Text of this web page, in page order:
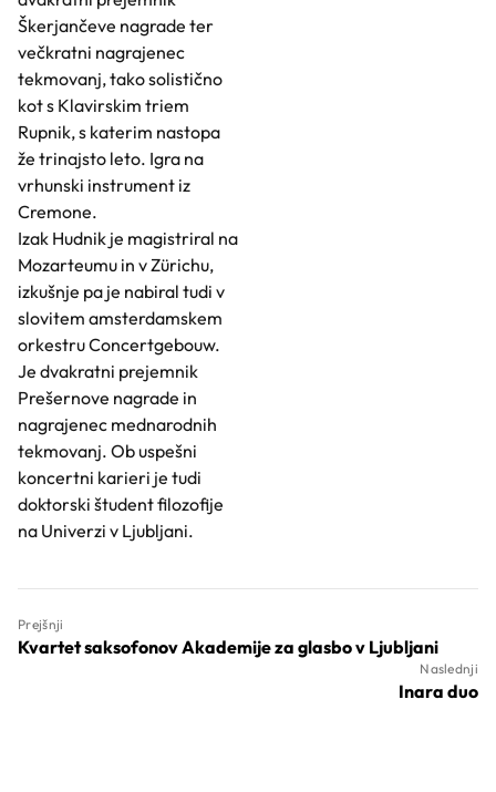
Škerjančeve nagrade ter
večkratni nagrajenec
tekmovanj, tako solistično
kot s Klavirskim triem
Rupnik, s katerim nastopa
že trinajsto leto. Igra na
vrhunski instrument iz
Cremone.
Izak Hudnik je magistriral na
Mozarteumu in v Zürichu,
izkušnje pa je nabiral tudi v
slovitem amsterdamskem
orkestru Concertgebouw.
Je dvakratni prejemnik
Prešernove nagrade in
nagrajenec mednarodnih
tekmovanj. Ob uspešni
koncertni karieri je tudi
doktorski študent filozofije
na Univerzi v Ljubljani.
Prejšnji
Kvartet saksofonov Akademije za glasbo v Ljubljani
Naslednji
Inara duo